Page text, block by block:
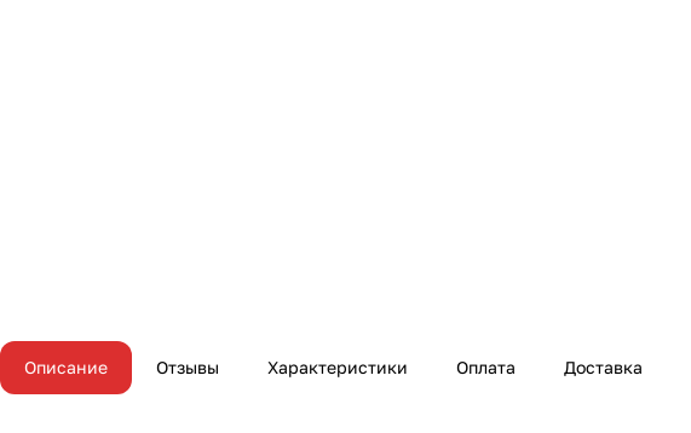
Описание Отзывы Характеристики Оплата Доставка